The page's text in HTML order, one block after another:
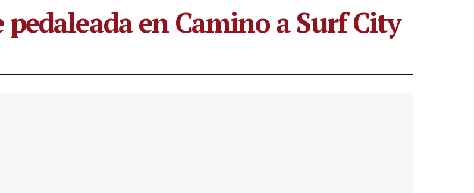
en Camino a Surf City